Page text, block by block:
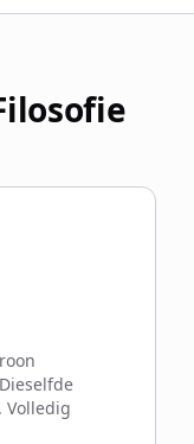
Volledig